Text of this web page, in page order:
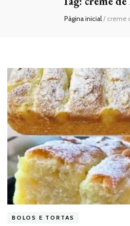
Página inicial/ creme
BOLOS E TORTAS